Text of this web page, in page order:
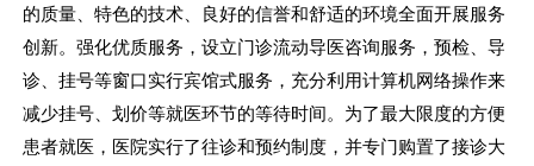
的质量、特色的技术、良好的信誉和舒适的环境全面开展服务
创新。强化优质服务，设立门诊流动导医咨询服务，预检、导
诊、挂号等窗口实行宾馆式服务，充分利用计算机网络操作来
减少挂号、划价等就医环节的等待时间。为了最大限度的方便
患者就医，医院实行了往诊和预约制度，并专门购置了接诊大